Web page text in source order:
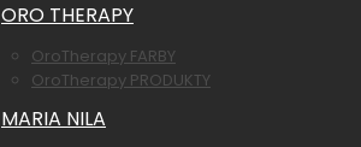
ORO THERAPY
OroTherapy FARBY
OroTherapy PRODUKTY
MARIA NILA